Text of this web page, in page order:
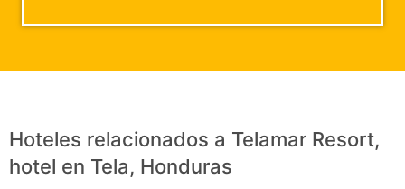
Hoteles relacionados a Telamar Resort,
hotel en Tela, Honduras